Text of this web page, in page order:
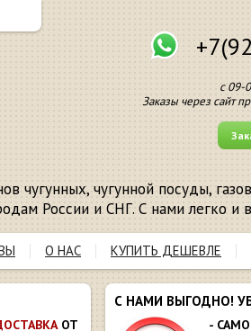
с 09-
Заказы через сайт
чугунных, чугунной посуды,
России и СНГ. С нами легко и
О НАС КУПИТЬ ДЕШЕВЛЕ
ОТ
С НАМИ ВЫГОДНО!
-